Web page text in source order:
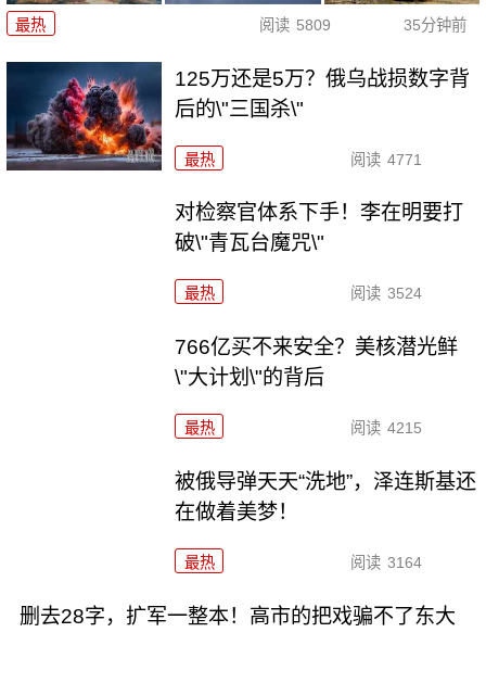
最热 阅读 5809 35分钟前
125万还是5万？俄乌战损数字背
后的\"三国杀\"
最热 阅读 4771
对检察官体系下手！李在明要打
破\"青瓦台魔咒\"
最热 阅读 3524
766亿买不来安全？美核潜光鲜
\"大计划\"的背后
最热 阅读 4215
被俄导弹天天“洗地”，泽连斯基还
在做着美梦！
最热 阅读 3164
删去28字，扩军一整本！高市的把戏骗不了东大